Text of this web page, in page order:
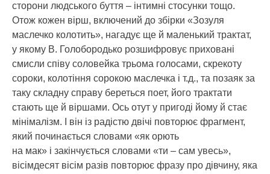
сторони людського буття – інтимні стосунки тощо.
Отож кожен вірш, включений до збірки «Зозуля
маслечко колотить», нагадує ще й маленький трактат,
у якому В. Голобородько розшифровує приховані
смисли співу соловейка трьома голосами, скрекоту
сороки, колотіння сорокою маслечка і т.д., та позаяк за
таку складну справу береться поет, його трактати
стають ще й віршами. Ось отут у пригоді йому й стає
мінімалізм. І він із радістю двічі повторює фрагмент,
який починається словами «як орють
на мак» і закінчується словами «ти – сам увесь»,
вісімдесят вісім разів повторює фразу про дівчину, яка